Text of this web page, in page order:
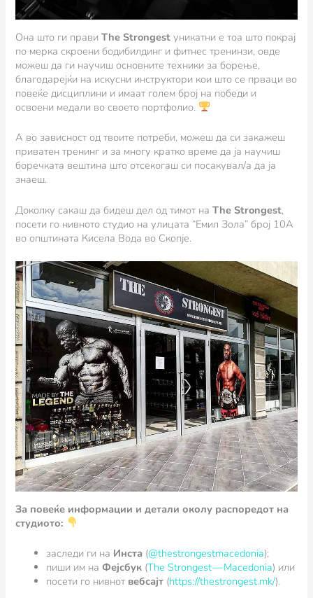
Она што ги правиThe Strongestуникатни е тоа што покрај
по мерка скроени бодибилдинг и фитнес тренинзи, овде
можеш да ги научиш основните техники за борење,
благодарејќи на искусни инструктори кои што се прваци во
повеќе дисциплини и имаат голем број на победи и
освоени медали во своето портфолио.
А во зависност од твоите потреби, можеш да си закажеш
приватен тренинг и за многу кратко време да ја научиш
боречката вештина што отсекогаш си посакувал/а да ја
знаеш.
Доколку сакаш да бидеш дел од тимот на The Strongest,
посети го нивното студио на улицата “Емил Зола” број 10A
во општината Кисела Вода во Скопје.
За повеќе информации и детали околу распоредот на
студиото:
заследи ги на Инста (@thestrongestmacedonia);
пиши им наФејсбук (The Strongest — Macedonia) или
посети го нивнот вебсајт (https://thestrongest.mk/).